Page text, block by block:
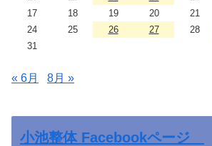
17
18 19 20 21
24
25 26 27 28
31
« 6月 8月 »
小池整体 Facebookページ